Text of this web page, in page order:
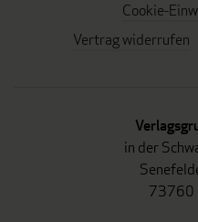
Cookie-
Vertrag widerrufen
in der
73760